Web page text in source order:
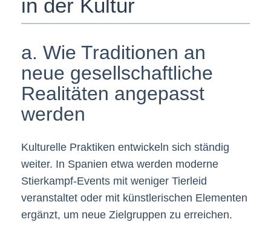
in der Kultur
a. Wie Traditionen an
neue gesellschaftliche
Realitäten angepasst
werden
Kulturelle Praktiken entwickeln sich ständig
weiter. In Spanien etwa werden moderne
Stierkampf-Events mit weniger Tierleid
veranstaltet oder mit künstlerischen Elementen
ergänzt, um neue Zielgruppen zu erreichen.